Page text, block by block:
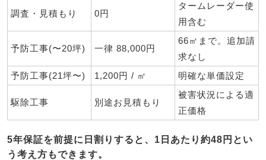
調査・見積もり 0円
タームレーダー使
用含む
予防工事(〜20坪) 一律 88,000円
66㎡まで。追加請
求なし
予防工事(21坪〜)
1,200円 / ㎡ 明確な単価設定
駆除工事 別途お見積もり
被害状況による適
正価格
5年保証を前提に日割りすると、1日あたり約48円とい
う考え方もできます。